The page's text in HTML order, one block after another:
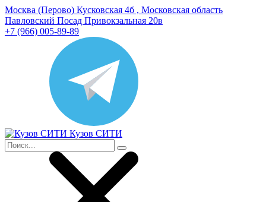
Москва (Перово) Кусковская 4б , Московская область
Павловский Посад Привокзальная 20в
+7 (966) 005-89-89
Кузов СИТИ